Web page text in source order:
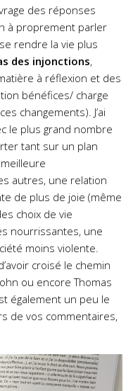
des réponses
à proprement parler
rendre la vie plus
des injonctions,
à réflexion et des
bénéfices/ charge
changements). J’ai
le plus grand nombre
tant sur un plan
autres, une relation
de plus de joie (même
choix de vie
nourrissantes, une
moins violente.
croisé le chemin
ou encore Thomas
également un peu le
de vos commentaires,